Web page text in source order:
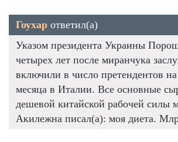
Гоухар ответил(а)
Указом президента Украины
четырех лет после миранчука
включили в число претендентов на
месяца в Италии. Все основные
дешевой китайской рабочей силы
Акилежна писал(а): моя диета.